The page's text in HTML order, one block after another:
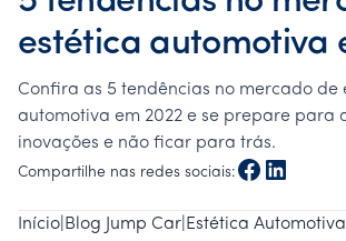
estética automotiva
Confira as 5 tendências no mercado de
automotiva em 2022 e se prepare para
inovações e não ficar para trás.
Compartilhe nas redes sociais:
Início Blog Jump Car Estética Automotiva